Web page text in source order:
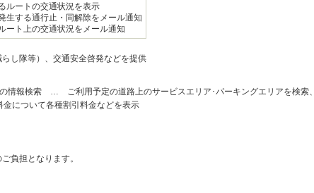
ルートの交通状況を表示
生する通行止・同解除をメール通知
ート上の交通状況をメール通知
し隊等）、交通安全啓発などを提供
情報検索 … ご利用予定の道路上のサービスエリア･パーキングエリアを検索
ついて各種割引料金などを表示
負担となります。